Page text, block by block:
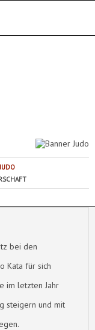
bei den
Kata für sich
im letzten Jahr
steigern und mit